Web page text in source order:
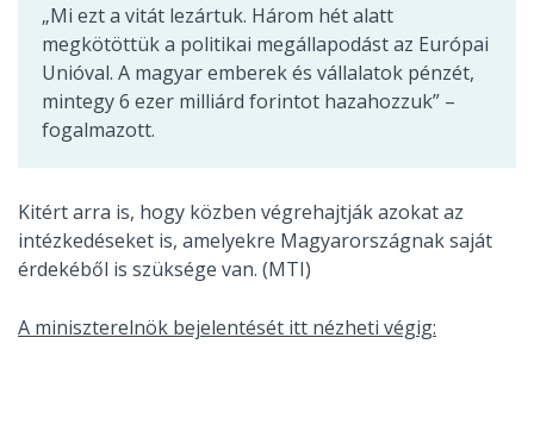
„Mi ezt a vitát lezártuk. Három hét alatt
megkötöttük a politikai megállapodást az Európai
Unióval. A magyar emberek és vállalatok pénzét,
mintegy 6 ezer milliárd forintot hazahozzuk” –
fogalmazott.
Kitért arra is, hogy közben végrehajtják azokat az
intézkedéseket is, amelyekre Magyarországnak saját
érdekéből is szüksége van. (MTI)
A miniszterelnök bejelentését itt nézheti végig: